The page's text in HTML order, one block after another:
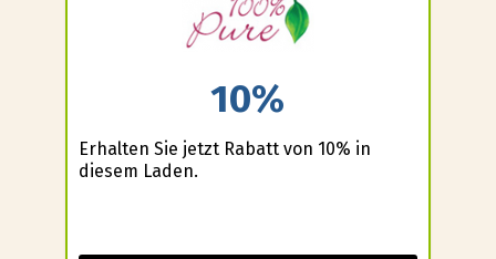
10%
Erhalten Sie jetzt Rabatt von 10% in
diesem Laden.